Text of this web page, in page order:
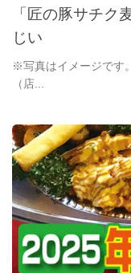
「匠の豚サチク
じい
※写真はイメージです
（店...